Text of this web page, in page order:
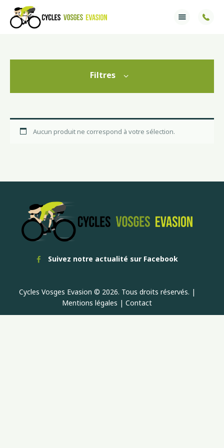
Services
Informations
Aucun produit ne correspond à votre sélection.
Filtres
Suivez notre actualité sur Facebook
Cycles Vosges Evasion © 2026. Tous droits réservés. |
Mentions légales | Contact